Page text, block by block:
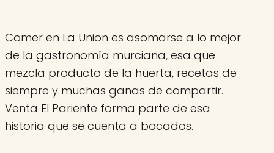
Comer en La Union es asomarse a lo mejor
de la gastronomía murciana, esa que
mezcla producto de la huerta, recetas de
siempre y muchas ganas de compartir.
Venta El Pariente forma parte de esa
historia que se cuenta a bocados.